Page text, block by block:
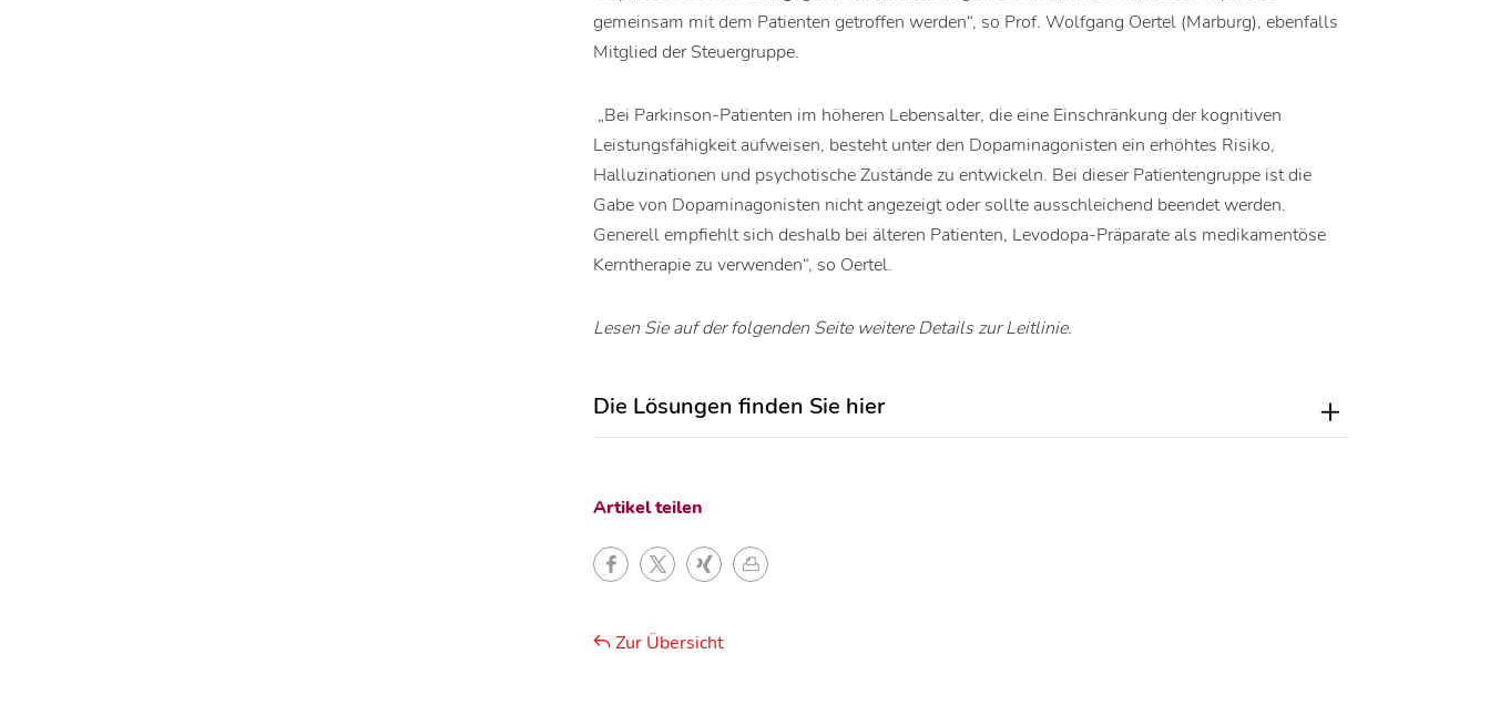
gemeinsam mit dem Patienten getroffen werden“, so Prof. Wolfgang Oertel (Marburg), ebenfalls
Mitglied der Steuergruppe.
„Bei Parkinson-Patienten im höheren Lebensalter, die eine Einschränkung der kognitiven
Leistungsfähigkeit aufweisen, besteht unter den Dopaminagonisten ein erhöhtes Risiko,
Halluzinationen und psychotische Zustände zu entwickeln. Bei dieser Patientengruppe ist die
Gabe von Dopaminagonisten nicht angezeigt oder sollte ausschleichend beendet werden.
Generell empfiehlt sich deshalb bei älteren Patienten, Levodopa-Präparate als medikamentöse
Kerntherapie zu verwenden“, so Oertel.
Lesen Sie auf der folgenden Seite weitere Details zur Leitlinie.
Die Lösungen finden Sie hier
Artikel teilen
Zur Übersicht